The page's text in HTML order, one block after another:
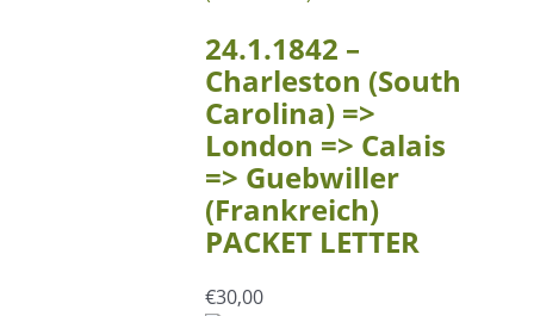
24.1.1842 –
Charleston (South
Carolina) =>
London => Calais
=> Guebwiller
(Frankreich)
PACKET LETTER
€30,00